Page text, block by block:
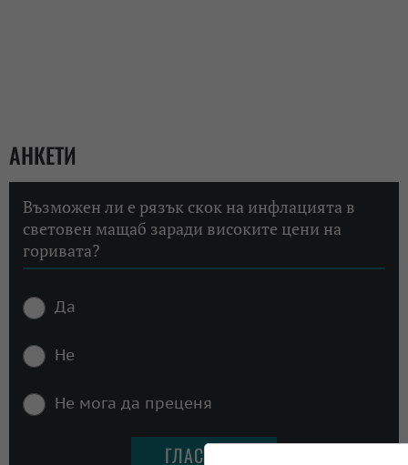
АНКЕТИ
Възможен ли е рязък скок на инфлацията в
световен мащаб заради високите цени на
горивата?
Да
Не
Не мога да преценя